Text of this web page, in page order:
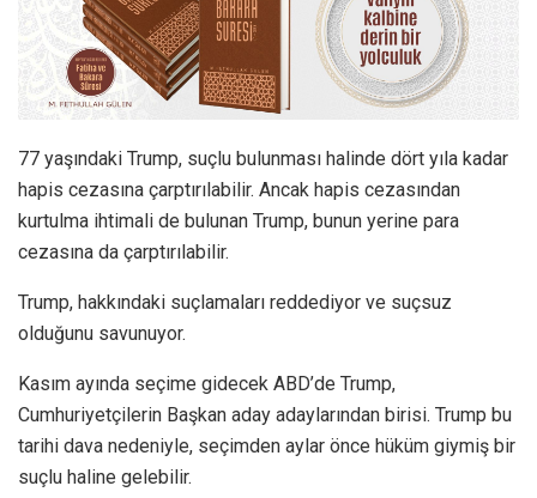
77 yaşındaki Trump, suçlu bulunması halinde dört yıla kadar
hapis cezasına çarptırılabilir. Ancak hapis cezasından
kurtulma ihtimali de bulunan Trump, bunun yerine para
cezasına da çarptırılabilir.
Trump, hakkındaki suçlamaları reddediyor ve suçsuz
olduğunu savunuyor.
Kasım ayında seçime gidecek ABD’de Trump,
Cumhuriyetçilerin Başkan aday adaylarından birisi. Trump bu
tarihi dava nedeniyle, seçimden aylar önce hüküm giymiş bir
suçlu haline gelebilir.